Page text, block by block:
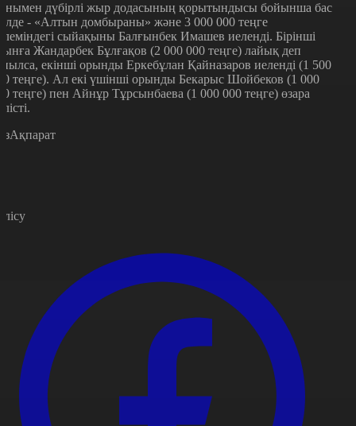
дүбірлі жыр додасының қорытындысы бойынша бас
- «Алтын домбыраны» және 3 000 000 теңге
сыйақыны Балғынбек Имашев иеленді. Бірінші
Жандарбек Бұлғақов (2 000 000 теңге) лайық деп
екінші орынды Еркебұлан Қайназаров иеленді (1 500
теңге). Ал екі үшінші орынды Бекарыс Шойбеков (1 000
теңге) пен Айнұр Тұрсынбаева (1 000 000 теңге) өзара